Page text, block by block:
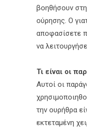
βοηθήσουν
ούρησης. Ο
αποφασίσετε
να
Τι είναι οι
Αυτοί οι
την ουρήθρα
εκτεταμένη